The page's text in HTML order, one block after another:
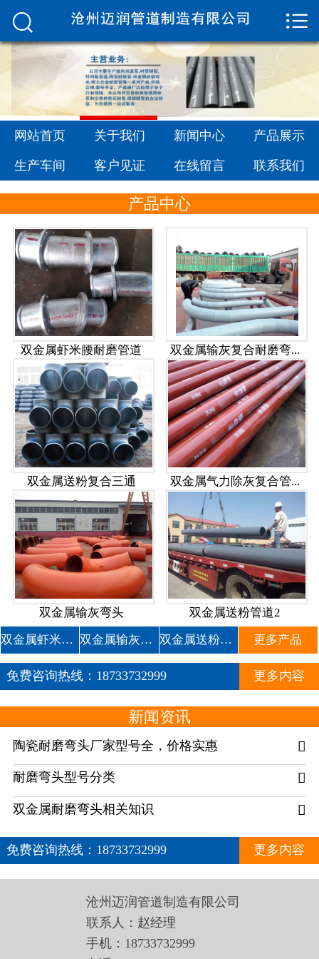
 网站首页
关于我们
新闻中心
产品展示
生产车间
联系我们


网站首页 关于我们 新闻中心 产品展示
生产车间 客户见证 在线留言 联系我们
产品中心
双金属虾米腰耐磨管道 双金属输灰复合耐磨弯...
双金属送粉复合三通 双金属气力除灰复合管...
双金属输灰弯头 双金属送粉管道2
双金属虾米腰耐磨管道 双金属输灰复合耐磨弯头1 双金属送粉复合三通 更多产品
免费咨询热线： 18733732999 更多内容
新闻资讯
陶瓷耐磨弯头厂家型号全，价格实惠 
耐磨弯头型号分类 
双金属耐磨弯头相关知识 
免费咨询热线： 18733732999 更多内容
沧州迈润管道制造有限公司
联系人：赵经理
手机：18733732999